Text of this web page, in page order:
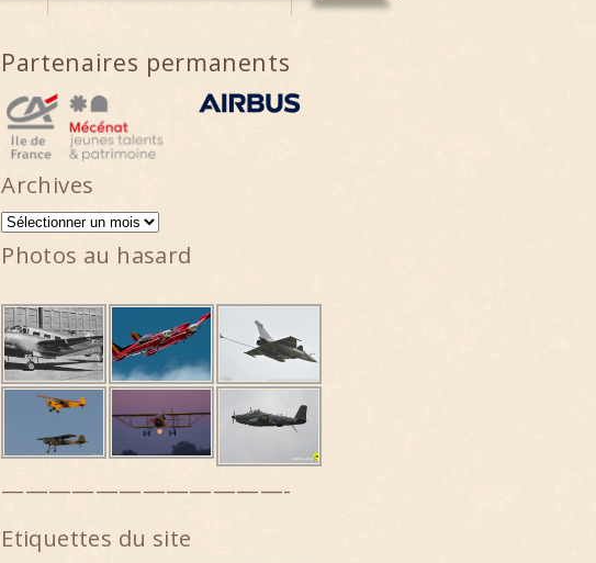
Partenaires permanents
Archives
Archives
Photos au hasard
————————————-
Etiquettes du site